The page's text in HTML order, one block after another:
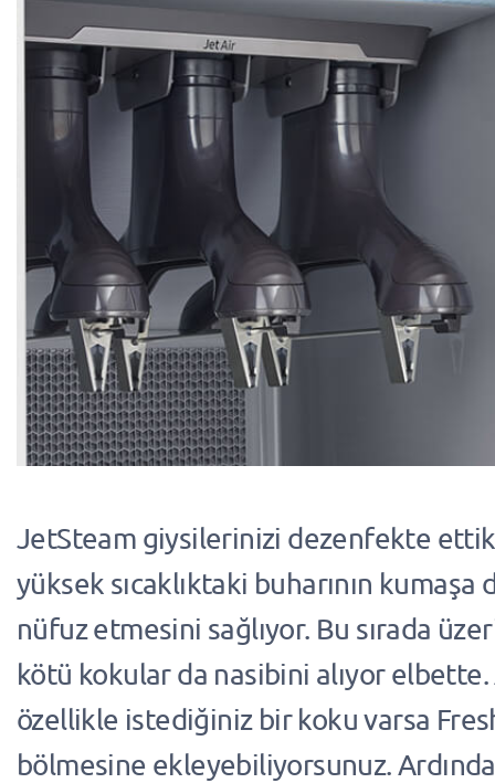
JetSteam giysilerinizi dezenfekte
yüksek sıcaklıktaki buharının
nüfuz etmesini sağlıyor. Bu sırada
kötü kokular da nasibini alıyor elbette.
özellikle istediğiniz bir koku varsa
bölmesine ekleyebiliyorsunuz.